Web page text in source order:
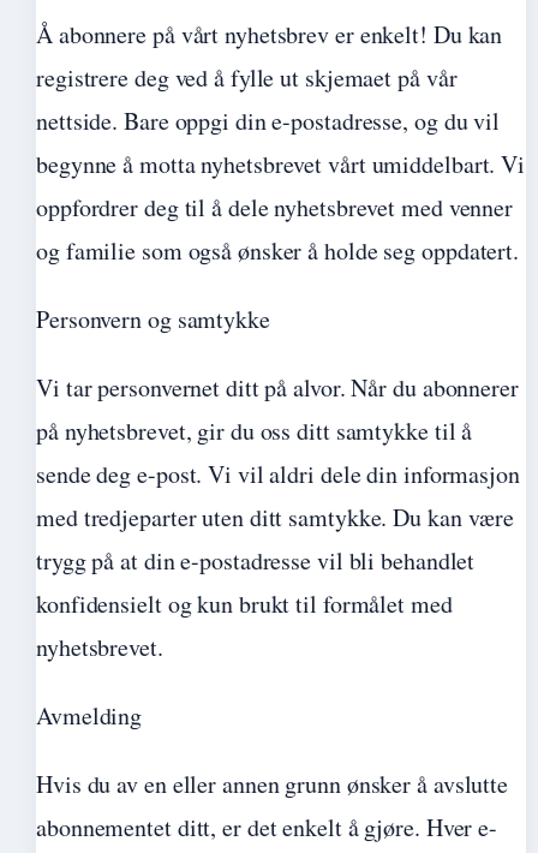
Å abonnere på vårt nyhetsbrev er enkelt! Du kan
registrere deg ved å fylle ut skjemaet på vår
nettside. Bare oppgi din e-postadresse, og du vil
begynne å motta nyhetsbrevet vårt umiddelbart. Vi
oppfordrer deg til å dele nyhetsbrevet med venner
og familie som også ønsker å holde seg oppdatert.
Personvern og samtykke
Vi tar personvernet ditt på alvor. Når du abonnerer
på nyhetsbrevet, gir du oss ditt samtykke til å
sende deg e-post. Vi vil aldri dele din informasjon
med tredjeparter uten ditt samtykke. Du kan være
trygg på at din e-postadresse vil bli behandlet
konfidensielt og kun brukt til formålet med
nyhetsbrevet.
Avmelding
Hvis du av en eller annen grunn ønsker å avslutte
abonnementet ditt, er det enkelt å gjøre. Hver e-